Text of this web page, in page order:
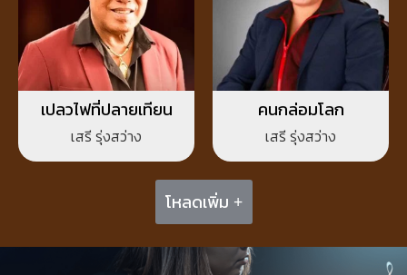
เปลวไฟที่ปลายเทียน
เสรี รุ่งสว่าง
คนกล่อมโลก
เสรี รุ่งสว่าง
โหลดเพิ่ม +